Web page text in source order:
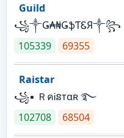
Guild
꧁༒Ǥ₳₦ǤֆƬᏋЯ༒꧂
105339
69355
Raistar
꧁▪ ＲคᎥនтαʀ ࿐
102708
68504